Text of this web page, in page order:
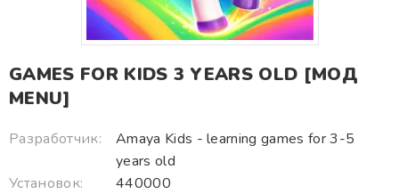
GAMES FOR KIDS 3 YEARS OLD [МОД
MENU]
Разработчик:
Amaya Kids - learning games for 3-5
years old
Установок:
440000